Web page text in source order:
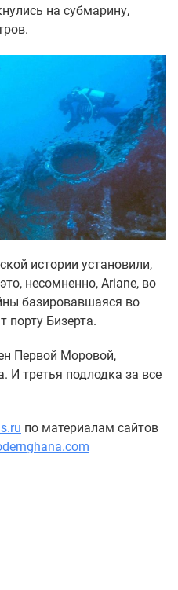
на субмарину,
истории установили,
несомненно, Ariane, во
базировавшаяся во
порту Бизерта.
Первой Моровой,
И третья подлодка за все
по материалам сайтов